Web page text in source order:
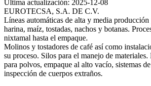
Ultima actualización: 2025-12-08
EUROTECSA, S.A. DE C.V.
Líneas automáticas de alta y media
harina, maíz, tostadas, nachos y botanas.
nixtamal hasta el empaque.
Molinos y tostadores de café así como
su proceso. Silos para el manejo de materiales.
para polvos, empaque al alto vacío, sistemas
inspección de cuerpos extraños.